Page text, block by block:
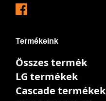
Termékeink
Összes termék
LG termékek
Cascade termékek